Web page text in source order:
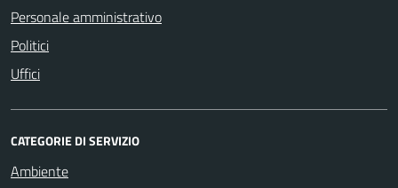
Personale amministrativo
Politici
Uffici
CATEGORIE DI SERVIZIO
Ambiente